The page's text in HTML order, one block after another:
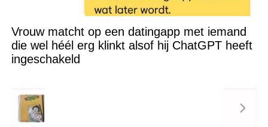
Vrouw matcht op een datingapp met iemand
die wel héél erg klinkt alsof hij ChatGPT heeft
ingeschakeld